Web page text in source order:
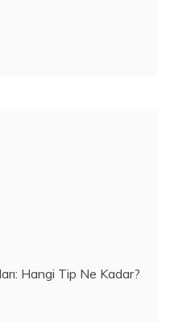
Hangi Tip Ne Kadar?